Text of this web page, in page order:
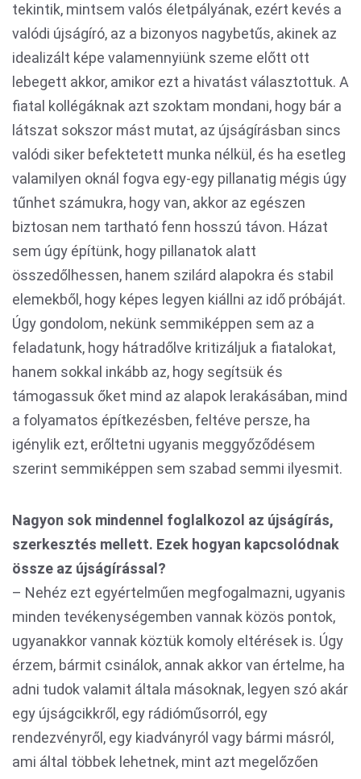
tekintik, mintsem valós életpályának, ezért kevés a
valódi újságíró, az a bizonyos nagybetűs, akinek az
idealizált képe valamennyiünk szeme előtt ott
lebegett akkor, amikor ezt a hivatást választottuk. A
fiatal kollégáknak azt szoktam mondani, hogy bár a
látszat sokszor mást mutat, az újságírásban sincs
valódi siker befektetett munka nélkül, és ha esetleg
valamilyen oknál fogva egy-egy pillanatig mégis úgy
tűnhet számukra, hogy van, akkor az egészen
biztosan nem tartható fenn hosszú távon. Házat
sem úgy építünk, hogy pillanatok alatt
összedőlhessen, hanem szilárd alapokra és stabil
elemekből, hogy képes legyen kiállni az idő próbáját.
Úgy gondolom, nekünk semmiképpen sem az a
feladatunk, hogy hátradőlve kritizáljuk a fiatalokat,
hanem sokkal inkább az, hogy segítsük és
támogassuk őket mind az alapok lerakásában, mind
a folyamatos építkezésben, feltéve persze, ha
igénylik ezt, erőltetni ugyanis meggyőződésem
szerint semmiképpen sem szabad semmi ilyesmit.
Nagyon sok mindennel foglalkozol az újságírás,
szerkesztés mellett. Ezek hogyan kapcsolódnak
össze az újságírással?
– Nehéz ezt egyértelműen megfogalmazni, ugyanis
minden tevékenységemben vannak közös pontok,
ugyanakkor vannak köztük komoly eltérések is. Úgy
érzem, bármit csinálok, annak akkor van értelme, ha
adni tudok valamit általa másoknak, legyen szó akár
egy újságcikkről, egy rádióműsorról, egy
rendezvényről, egy kiadványról vagy bármi másról,
ami által többek lehetnek, mint azt megelőzően